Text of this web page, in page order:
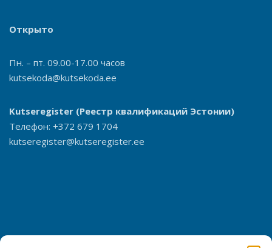
Открыто
Пн. – пт. 09.00-17.00 часов
kutsekoda@kutsekoda.ee
Kutseregister (Реестр квалификаций Эстонии)
Телефон: +372 679 1704
kutseregister@kutseregister.ee